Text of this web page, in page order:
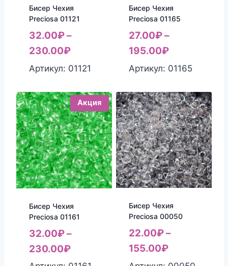
Бисер Чехия
Preciosa 01121
32.00₽–
230.00₽
Артикул: 01121
Бисер Чехия
Preciosa 01165
27.00₽–
195.00₽
Артикул: 01165
Акция
Бисер Чехия
Preciosa 01161
32.00₽–
230.00₽
Бисер Чехия
Preciosa 00050
22.00₽–
155.00₽